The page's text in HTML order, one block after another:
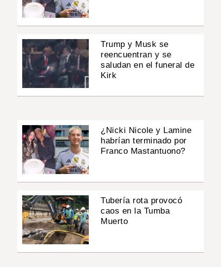
Trump y Musk se
reencuentran y se
saludan en el funeral de
Kirk
¿Nicki Nicole y Lamine
habrían terminado por
Franco Mastantuono?
Tubería rota provocó
caos en la Tumba
Muerto